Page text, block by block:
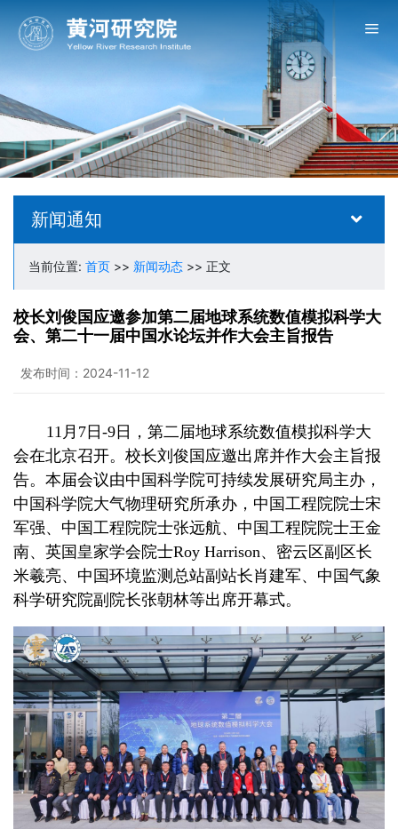
新闻通知
当前位置: 首页 >> 新闻动态 >> 正文
校长刘俊国应邀参加第二届地球系统数值模拟科学大
会、第二十一届中国水论坛并作大会主旨报告
发布时间：2024-11-12
11月7日-9日，第二届地球系统数值模拟科学大
会在北京召开。校长刘俊国应邀出席并作大会主旨报
告。本届会议由中国科学院可持续发展研究局主办，
中国科学院大气物理研究所承办，中国工程院院士宋
军强、中国工程院院士张远航、中国工程院院士王金
南、英国皇家学会院士Roy Harrison、密云区副区长
米羲亮、中国环境监测总站副站长肖建军、中国气象
科学研究院副院长张朝林等出席开幕式。